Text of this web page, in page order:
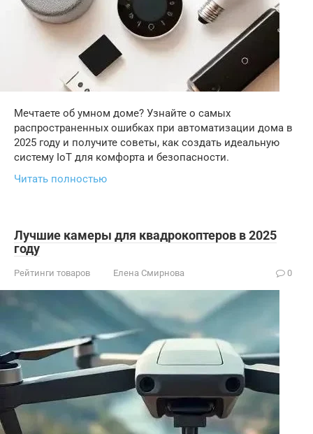
Мечтаете об умном доме? Узнайте о самых
распространенных ошибках при автоматизации дома в
2025 году и получите советы, как создать идеальную
систему IoT для комфорта и безопасности.
Читать полностью
Лучшие камеры для квадрокоптеров в 2025
году
Рейтинги товаров Елена Смирнова 0